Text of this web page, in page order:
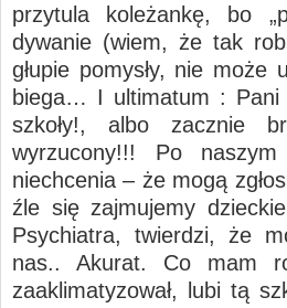
przytula koleżankę, bo
dywanie (wiem, że tak
głupie pomysły, nie
biega… I ultimatum : Pani
szkoły!, albo zacznie
wyrzucony!!! Po
niechcenia – że mogą
źle się zajmujemy
Psychiatra, twierdzi, że
nas.. Akurat. Co mam
zaaklimatyzował, lubi tą